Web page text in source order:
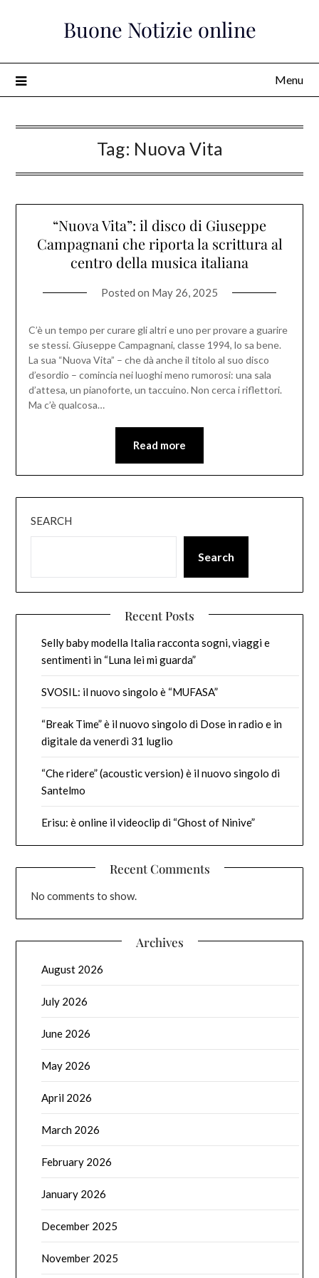
Buone Notizie online
Menu
Tag: Nuova Vita
“Nuova Vita”: il disco di Giuseppe
Campagnani che riporta la scrittura al
centro della musica italiana
Posted on May 26, 2025
C’è un tempo per curare gli altri e uno per provare a guarire
se stessi. Giuseppe Campagnani, classe 1994, lo sa bene.
La sua “Nuova Vita” – che dà anche il titolo al suo disco
d’esordio – comincia nei luoghi meno rumorosi: una sala
d’attesa, un pianoforte, un taccuino. Non cerca i riflettori.
Ma c’è qualcosa…
Read more
SEARCH
Search
Recent Posts
Selly baby modella Italia racconta sogni, viaggi e
sentimenti in “Luna lei mi guarda”
SVOSIL: il nuovo singolo è “MUFASA”
“Break Time” è il nuovo singolo di Dose in radio e in
digitale da venerdì 31 luglio
“Che ridere” (acoustic version) è il nuovo singolo di
Santelmo
Erisu: è online il videoclip di “Ghost of Ninive”
Recent Comments
No comments to show.
Archives
August 2026
July 2026
June 2026
May 2026
April 2026
March 2026
February 2026
January 2026
December 2025
November 2025